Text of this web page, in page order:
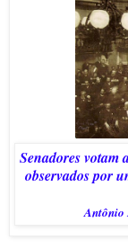
Senadores votam
observados por
Antônio